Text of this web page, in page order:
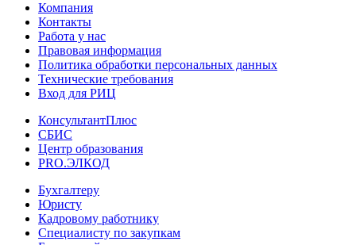
Компания
Контакты
Работа у нас
Правовая информация
Политика обработки персональных данных
Технические требования
Вход для РИЦ
КонсультантПлюс
СБИС
Центр образования
PRO.ЭЛКОД
Бухгалтеру
Юристу
Кадровому работнику
Специалисту по закупкам